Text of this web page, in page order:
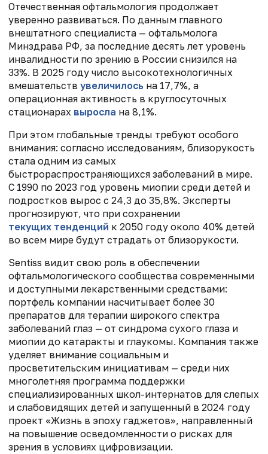
Отечественная офтальмология продолжает
уверенно развиваться. По данным главного
внештатного специалиста — офтальмолога
Минздрава РФ, за последние десять лет уровень
инвалидности по зрению в России снизился на
33%. В 2025 году число высокотехнологичных
вмешательств увеличилось на 17,7%, а
операционная активность в круглосуточных
стационарах выросла на 8,1%.
При этом глобальные тренды требуют особого
внимания: согласно исследованиям, близорукость
стала одним из самых
быстрораспространяющихся заболеваний в мире.
С 1990 по 2023 год уровень миопии среди детей и
подростков вырос с 24,3 до 35,8%. Эксперты
прогнозируют, что при сохранении
текущих тенденций к 2050 году около 40% детей
во всем мире будут страдать от близорукости.
Sentiss видит свою роль в обеспечении
офтальмологического сообщества современными
и доступными лекарственными средствами:
портфель компании насчитывает более 30
препаратов для терапии широкого спектра
заболеваний глаз — от синдрома сухого глаза и
миопии до катаракты и глаукомы. Компания также
уделяет внимание социальным и
просветительским инициативам — среди них
многолетняя программа поддержки
специализированных школ-интернатов для слепых
и слабовидящих детей и запущенный в 2024 году
проект «Жизнь в эпоху гаджетов», направленный
на повышение осведомленности о рисках для
зрения в условиях цифровизации.